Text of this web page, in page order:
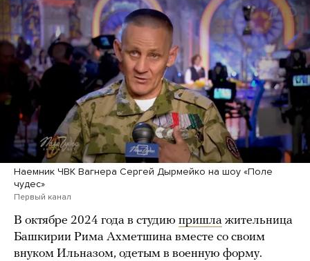
Наемник ЧВК Вагнера Сергей Дырмейко на шоу «Поле
чудес»
Первый канал
В октябре 2024 года в студию пришла жительница
Башкирии Рима Ахметшина вместе со своим
внуком Ильназом, одетым в военную форму.